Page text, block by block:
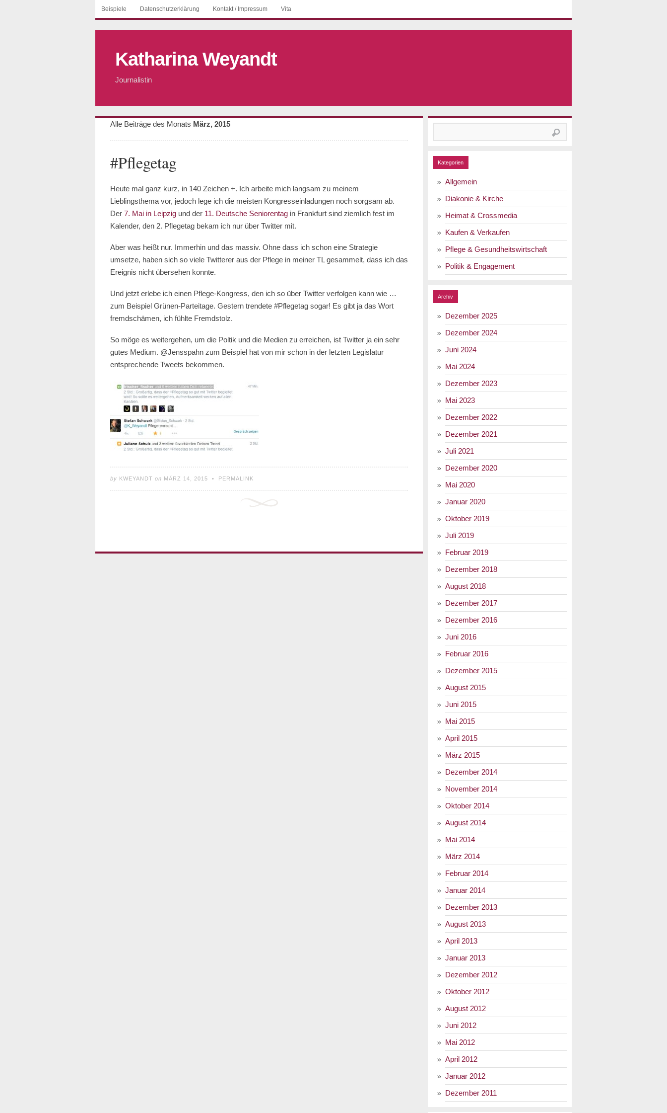
Beispiele Datenschutzerklärung Kontakt / Impressum Vita
Katharina Weyandt
Journalistin
Alle Beiträge des Monats März, 2015
#Pflegetag
Heute mal ganz kurz, in 140 Zeichen +. Ich arbeite mich langsam zu meinem
Lieblingsthema vor, jedoch lege ich die meisten Kongresseinladungen noch sorgsam ab.
Der 7. Mai in Leipzig und der 11. Deutsche Seniorentag in Frankfurt sind ziemlich fest im
Kalender, den 2. Pflegetag bekam ich nur über Twitter mit.
Aber was heißt nur. Immerhin und das massiv. Ohne dass ich schon eine Strategie
umsetze, haben sich so viele Twitterer aus der Pflege in meiner TL gesammelt, dass ich das
Ereignis nicht übersehen konnte.
Und jetzt erlebe ich einen Pflege-Kongress, den ich so über Twitter verfolgen kann wie …
zum Beispiel Grünen-Parteitage. Gestern trendete #Pflegetag sogar! Es gibt ja das Wort
fremdschämen, ich fühlte Fremdstolz.
So möge es weitergehen, um die Poltik und die Medien zu erreichen, ist Twitter ja ein sehr
gutes Medium. @Jensspahn zum Beispiel hat von mir schon in der letzten Legislatur
entsprechende Tweets bekommen.
by KWEYANDT on MÄRZ 14, 2015 • PERMALINK
Kategorien
Allgemein
Diakonie & Kirche
Heimat & Crossmedia
Kaufen & Verkaufen
Pflege & Gesundheitswirtschaft
Politik & Engagement
Archiv
Dezember 2025
Dezember 2024
Juni 2024
Mai 2024
Dezember 2023
Mai 2023
Dezember 2022
Dezember 2021
Juli 2021
Dezember 2020
Mai 2020
Januar 2020
Oktober 2019
Juli 2019
Februar 2019
Dezember 2018
August 2018
Dezember 2017
Dezember 2016
Juni 2016
Februar 2016
Dezember 2015
August 2015
Juni 2015
Mai 2015
April 2015
März 2015
Dezember 2014
November 2014
Oktober 2014
August 2014
Mai 2014
März 2014
Februar 2014
Januar 2014
Dezember 2013
August 2013
April 2013
Januar 2013
Dezember 2012
Oktober 2012
August 2012
Juni 2012
Mai 2012
April 2012
Januar 2012
Dezember 2011